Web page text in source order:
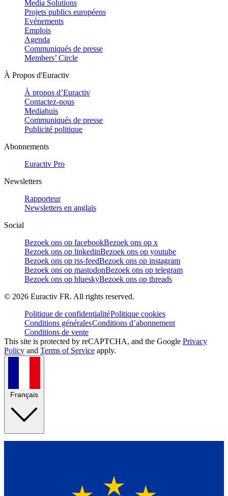
Media Solutions
Projets publics européens
Evénements
Emplois
Agenda
Communiqués de presse
Members’ Circle
À Propos d'Euractiv
À propos d’Euractiv
Contactez-nous
Mediahuis
Communiqués de presse
Publicité politique
Abonnements
Euractiv Pro
Newsletters
Rapporteur
Newsletters en anglais
Social
Bezoek ons op facebookBezoek ons op x
Bezoek ons op linkedinBezoek ons op youtube
Bezoek ons op rss-feedBezoek ons op instagram
Bezoek ons op mastodonBezoek ons op telegram
Bezoek ons op blueskyBezoek ons op threads
© 2026 Euractiv FR. All rights reserved.
Politique de confidentialitéPolitique cookies
Conditions généralesConditions d’abonnement
Conditions de vente
This site is protected by reCAPTCHA, and the Google Privacy
Policy and Terms of Service apply.
Français